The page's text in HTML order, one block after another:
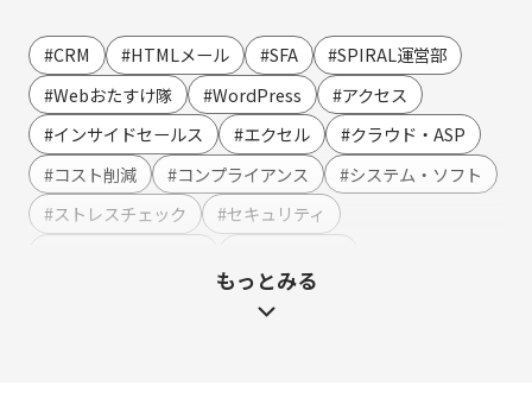
LINE連携
SMS連携
Webイベント（ウェビナー）オンライン受付管理
アンケート作成
セミナー・イベント管理
マーケティング運営支援
#CRM #HTMLメール #SFA
#SPIRAL運営部
#Webおたすけ隊
#WordPress
#アクセス
#インサイドセールス
#エクセル
#クラウド・ASP
#コスト削減
#コンプライアンス
#システム・ソフト
#ストレスチェック
#セキュリティ
#メーカー
#メリット・デメリット
もっとみる